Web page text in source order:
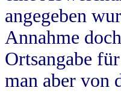
angegeben
Annahme
Ortsangabe
man aber von